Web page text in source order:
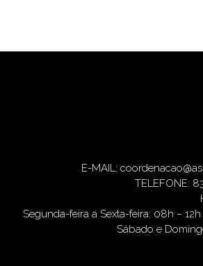
E-MAIL:
TELEFONE:
Segunda-feira a Sexta-feira: 08h – 12h
Sábado e